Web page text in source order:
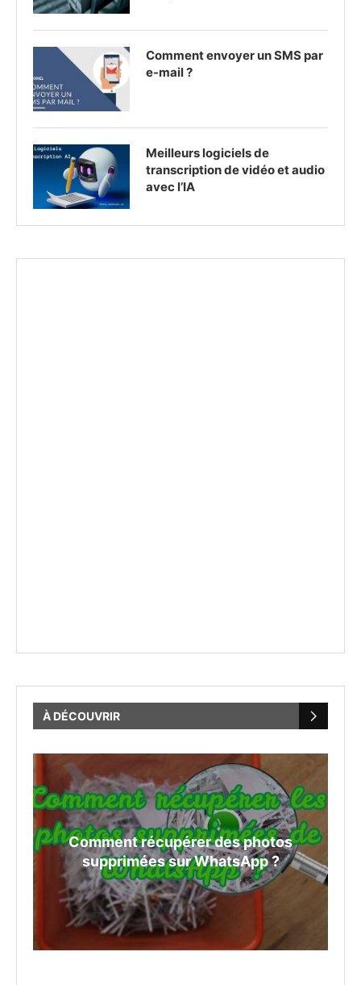
Comment envoyer un SMS par
e-mail ?
Meilleurs logiciels de
transcription de vidéo et audio
avec l’IA
À DÉCOUVRIR
des photos
?
Comment masquer les
les photos, etc. sur...